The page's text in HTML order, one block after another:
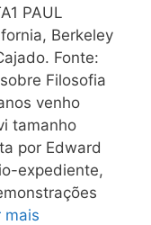
PAUL
Berkeley
Fonte:
Filosofia
venho
tamanho
por Edward
expediente,
mais